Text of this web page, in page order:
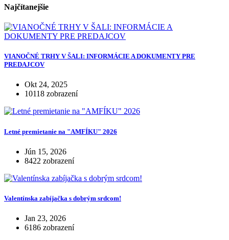
Najčítanejšie
VIANOČNÉ TRHY V ŠALI: INFORMÁCIE A DOKUMENTY PRE
PREDAJCOV
Okt 24, 2025
10118 zobrazení
Letné premietanie na "AMFÍKU" 2026
Jún 15, 2026
8422 zobrazení
Valentínska zabíjačka s dobrým srdcom!
Jan 23, 2026
6186 zobrazení